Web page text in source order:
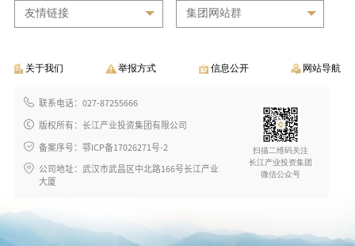
友情链接 集团网站群
关于我们 举报方式 信息公开 网站导航
联系电话：027-87255666
版权所有：长江产业投资集团有限公司
备案序号：鄂ICP备17026271号-2
公司地址：武汉市武昌区中北路166号长江产业
大厦
扫描二维码关注
长江产业投资集团
微信公众号